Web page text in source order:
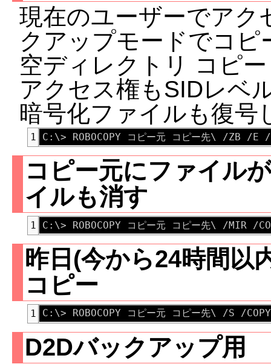
現在のユーザーでアク
クアップモードでコピ
空ディレクトリ コピー
アクセス権もSIDレベ
暗号化ファイルも復号
1
コピー元にファイル
イルも消す
1
昨日(今から24時間以
コピー
1
D2Dバックアップ用